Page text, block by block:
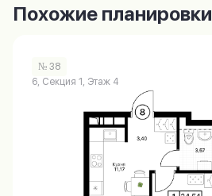
Похожие планировки
№ 38
6, Секция 1, Этаж 4